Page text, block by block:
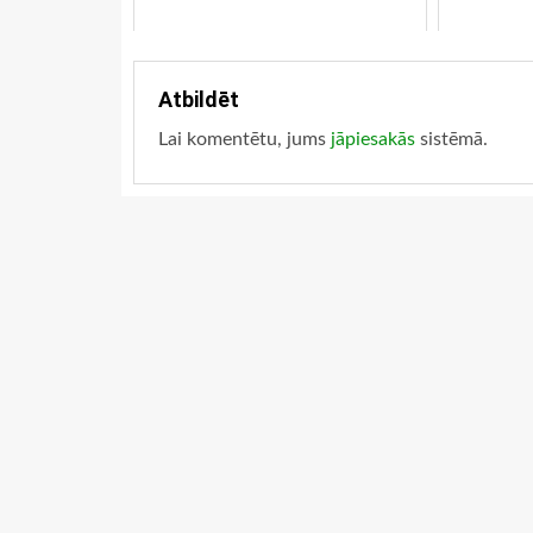
Atbildēt
Lai komentētu, jums jāpiesakās sistēmā.